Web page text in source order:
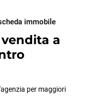
immobile
a
per maggiori